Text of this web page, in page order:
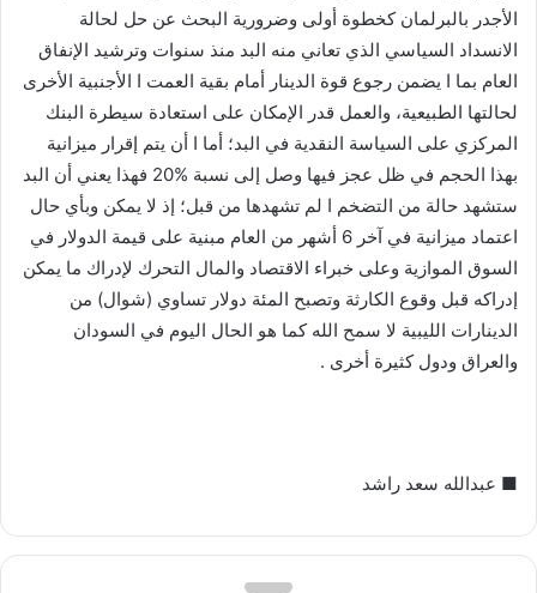
الأجدر بالبرلمان كخطوة أولى وضرورية البحث عن حل لحالة
الانسداد السياسي الذي تعاني منه البد منذ سنوات وترشيد الإنفاق
العام بما ا يضمن رجوع قوة الدينار أمام بقية العمت ا الأجنبية الأخرى
لحالتها الطبيعية، والعمل قدر الإمكان على استعادة سيطرة البنك
المركزي على السياسة النقدية في البد؛ أما ا أن يتم إقرار ميزانية
بهذا الحجم في ظل عجز فيها وصل إلى نسبة %20 فهذا يعني أن البد
ستشهد حالة من التضخم ا لم تشهدها من قبل؛ إذ لا يمكن وبأي حال
اعتماد ميزانية في آخر 6 أشهر من العام مبنية على قيمة الدولار في
السوق الموازية وعلى خبراء الاقتصاد والمال التحرك لإدراك ما يمكن
إدراكه قبل وقوع الكارثة وتصبح المئة دولار تساوي (شوال) من
الدينارات الليبية لا سمح الله كما هو الحال اليوم في السودان
والعراق ودول كثيرة أخرى .
■ عبدالله سعد راشد